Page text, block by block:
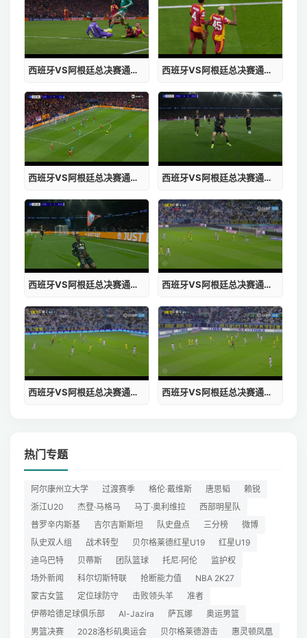
西班牙VS阿根廷总决赛通行证什么时候结束日期 西班牙VS阿根廷总决赛通行证书查询电子版
西班牙VS阿根廷总决赛通行证书查询官网 西班牙VS阿根廷总决赛通行证书查询网
西班牙VS阿根廷总决赛通行证书查询系统 西班牙VS阿根廷总决赛通行证书查询全国联网
西班牙VS阿根廷总决赛通行证书查询网址 西班牙VS阿根廷总决赛通行证书查询系统时间
热门专题
阿尔康州立大学 过渡赛季 格伦·戴维斯 唐思韬
赖锐
浙江U20
杰登·马格马 马丁·奥利维拉
西部明星队
普罗辛内斯基
吉尔吉斯斯坦 队史盘点 三分榜
微博
队史双人组
战术转型 贝尔格莱德红星U19
红星U19
迪乌巴特
贝蒂斯 团队篮球 托尼·阿伦
监护权
场外新闻
科尔切斯特联 抢断能力值
NBA 2K27
蒙古女篮
定位球防守 击败领头羊
准者
伊蒂哈德足球俱乐部
Al-Jazira 萨瓦娜
奥运男篮
男篮决赛
2028洛杉矶奥运会 贝尔格莱德游击
惠灵顿凤凰